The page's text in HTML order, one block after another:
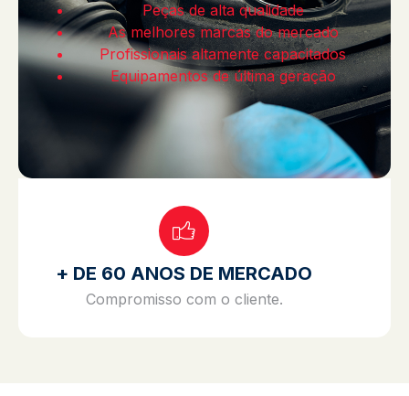
Peças de alta qualidade
As melhores marcas do mercado
Profissionais altamente capacitados
Equipamentos de última geração
+ DE 60 ANOS DE MERCADO
Compromisso com o cliente.